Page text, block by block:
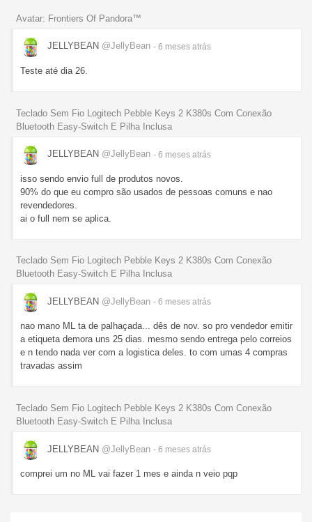
Avatar: Frontiers Of Pandora™
JELLYBEAN @JellyBean - 6 meses atrás
Teste até dia 26.
Teclado Sem Fio Logitech Pebble Keys 2 K380s Com Conexão
Bluetooth Easy-Switch E Pilha Inclusa
JELLYBEAN @JellyBean - 6 meses atrás
isso sendo envio full de produtos novos.
90% do que eu compro são usados de pessoas comuns e nao
revendedores.
ai o full nem se aplica.
Teclado Sem Fio Logitech Pebble Keys 2 K380s Com Conexão
Bluetooth Easy-Switch E Pilha Inclusa
JELLYBEAN @JellyBean - 6 meses atrás
nao mano ML ta de palhaçada... dês de nov. so pro vendedor emitir
a etiqueta demora uns 25 dias. mesmo sendo entrega pelo correios
e n tendo nada ver com a logistica deles. to com umas 4 compras
travadas assim
Teclado Sem Fio Logitech Pebble Keys 2 K380s Com Conexão
Bluetooth Easy-Switch E Pilha Inclusa
JELLYBEAN @JellyBean - 6 meses atrás
comprei um no ML vai fazer 1 mes e ainda n veio pqp